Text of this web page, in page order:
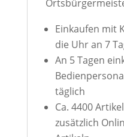
Einkaufen mit
die Uhr an 7
An 5 Tagen
täglich
Ca. 4400
zusätzlich